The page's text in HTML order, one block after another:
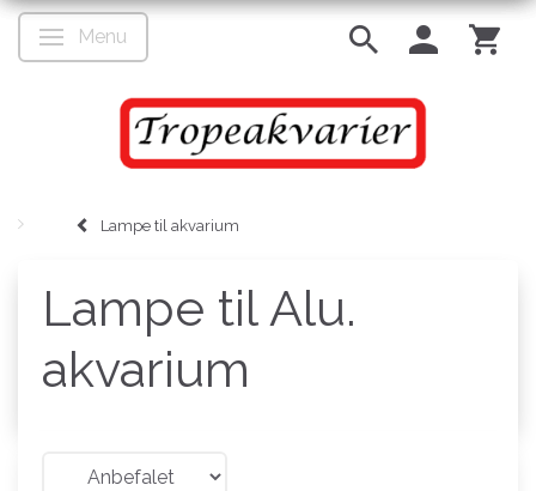
Skifte navigation
Menu
Lampe til akvarium
Lampe til Alu.
akvarium